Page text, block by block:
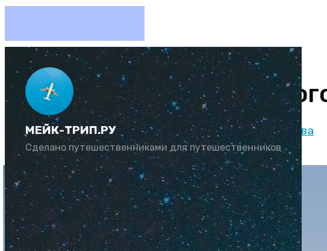
МЕЙК-ТРИП.РУ
Сделано путешественниками для путешественников
Где
Автор: Рената Мукминова